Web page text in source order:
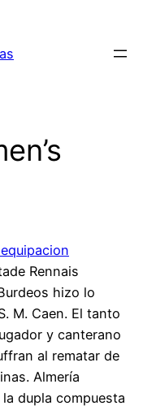
Rennais
hizo lo
M. Caen. El tanto
y canterano
al rematar de
Almería
dupla compuesta